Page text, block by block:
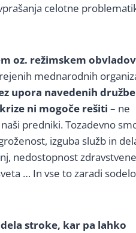
celotne
oz. režimskem
mednarodnih
upora navedenih
ni mogoče rešiti – ne
predniki. Tozadevno
izguba služb in
nedostopnost zdravstvene
… In vse to zaradi
stroke, kar pa lahko